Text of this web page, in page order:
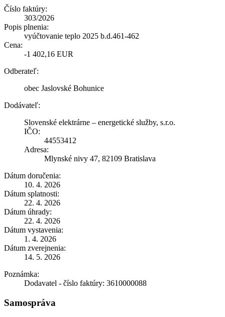
Číslo faktúry:
303/2026
Popis plnenia:
vyúčtovanie teplo 2025 b.d.461-462
Cena:
-1 402,16 EUR
Odberateľ:
obec Jaslovské Bohunice
Dodávateľ:
Slovenské elektrárne – energetické služby, s.r.o.
IČO:
44553412
Adresa:
Mlynské nivy 47, 82109 Bratislava
Dátum doručenia:
10. 4. 2026
Dátum splatnosti:
22. 4. 2026
Dátum úhrady:
22. 4. 2026
Dátum vystavenia:
1. 4. 2026
Dátum zverejnenia:
14. 5. 2026
Poznámka:
Dodavatel - číslo faktúry: 3610000088
Samospráva